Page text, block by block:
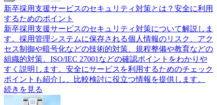
新卒採用支援サービスのセキュリティ対策とは？安全に利用
するためのポイント
新卒採用支援サービスのセキュリティ対策について解説しま
す。採用管理システムに保存される個人情報のリスク、アク
セス制御や暗号化などの技術的対策、規程整備や教育などの
組織的対策、ISO/IEC 27001などの確認ポイントをわかりや
すく説明します。安全にサービスを利用するためのチェック
ポイントも紹介し、比較検討に役立つ情報を提供します。
続きを見る